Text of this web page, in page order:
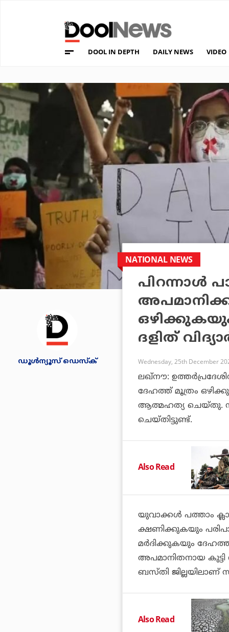
DOOL IN DEPTH DAILY NEWS VIDEO
ഡൂള്‍ന്യൂസ് ഡെസ്‌ക്
NATIONAL NEWS
പിറന്നാൾ
ദളിത്
Wednesday, 25th December
ലഖ്‌നൗ:
ദേഹത്ത് മൂത്രം
ആത്മഹത്യ ചെയ്തു.
ചെയ്തിട്ടുണ്ട്.
Also Read
യുവാക്കൾ പത്താം
ക്ഷണിക്കുകയും
മർദിക്കുകയും
അപമാനിതനായ
ബസ്തി ജില്ലയിലാണ്
Also Read